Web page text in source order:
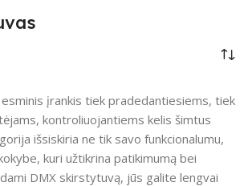
įrankis tiek pradedantiesiems, tiek
kontroliuojantiems kelis šimtus
išsiskiria ne tik savo funkcionalumu,
kuri užtikrina patikimumą bei
DMX skirstytuvą, jūs galite lengvai